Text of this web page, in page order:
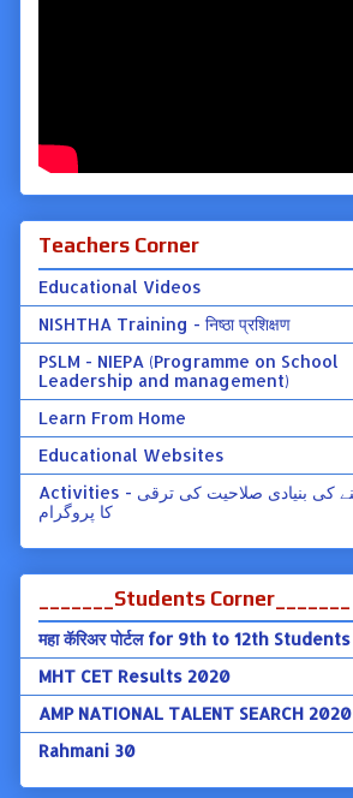
Teachers Corner
Educational Videos
NISHTHA Training - निष्ठा प्रशिक्षण
PSLM - NIEPA (Programme on School
Leadership and management)
Learn From Home
Educational Websites
Activities - پڑھنے کی بنیادی صلاحیت کی ترقی
کا پروگرام
_______Students Corner_______
महा कॅरिअर पोर्टल for 9th to 12th Students
MHT CET Results 2020
AMP NATIONAL TALENT SEARCH 2020
Rahmani 30